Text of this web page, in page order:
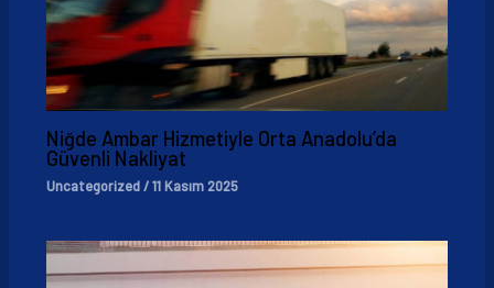
Niğde Ambar Hizmetiyle Orta Anadolu’da
Güvenli Nakliyat
Uncategorized/11 Kasım 2025